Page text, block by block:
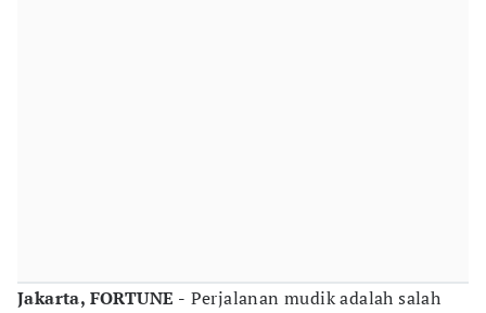
Jakarta, FORTUNE - Perjalanan mudik adalah salah